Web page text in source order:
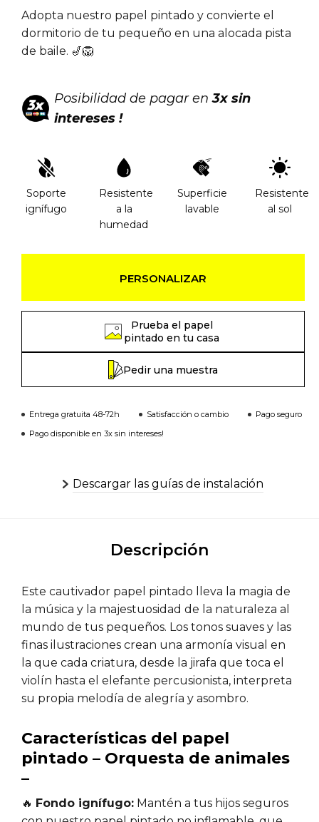
Adopta nuestro papel pintado y convierte el
dormitorio de tu pequeño en una alocada pista
de baile. 🎷🦁
Posibilidad de pagar en3x sin
intereses !
Soporte
ignífugo
Resistente
a la
humedad
Superficie
lavable
Resistente
al sol
PERSONALIZAR
Prueba el papel
pintado en tu casa
Pedir una muestra
Entrega gratuita 48-72h Satisfacción o cambio
Pago seguro
Pago disponible en 3x sin intereses!
Descargar las guías de instalación
Descripción
Este cautivador papel pintado lleva la magia de
la música y la majestuosidad de la naturaleza al
mundo de tus pequeños. Los tonos suaves y las
finas ilustraciones crean una armonía visual en
la que cada criatura, desde la jirafa que toca el
violín hasta el elefante percusionista, interpreta
su propia melodía de alegría y asombro.
Características del papel
pintado – Orquesta de animales
–
🔥 Fondo ignífugo: Mantén a tus hijos seguros